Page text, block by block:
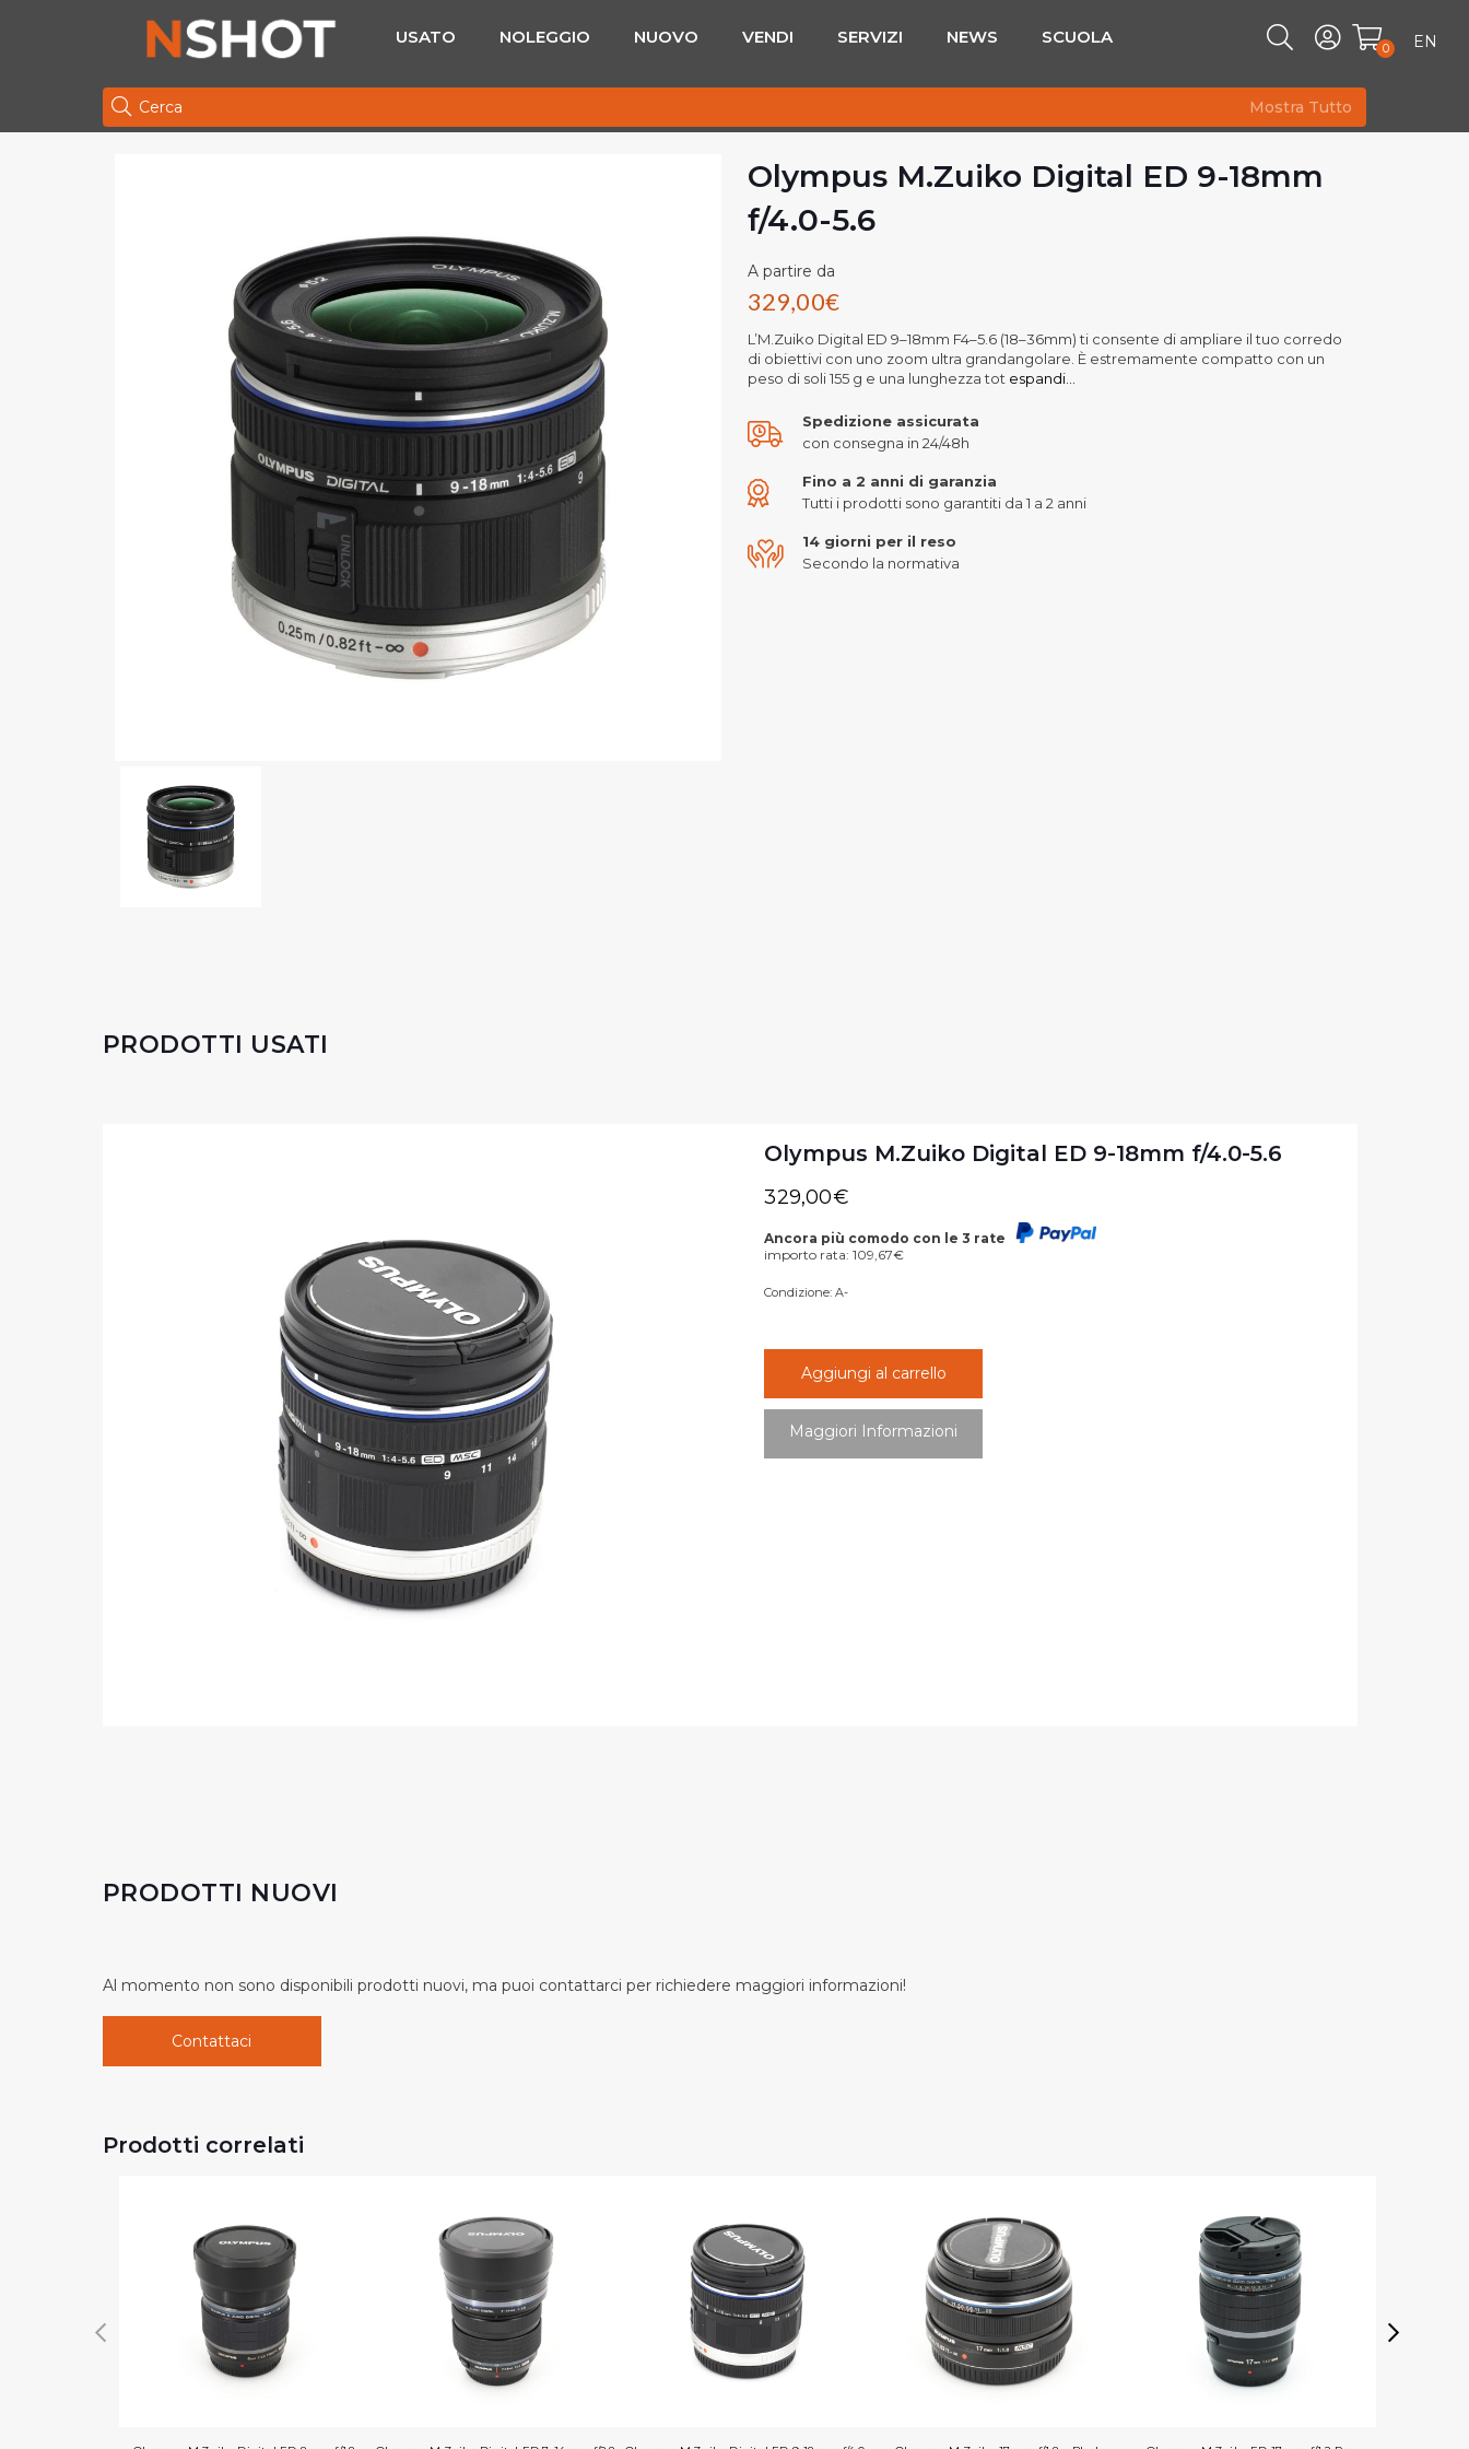
USATO NOLEGGIO NUOVO VENDI SERVIZI NEWS SCUOLA
0 EN
Mostra Tutto
Olympus M.Zuiko Digital ED 9-18mm
f/4.0-5.6
A partire da
329,00€
L’M.Zuiko Digital ED 9–18mm F4–5.6 (18–36mm) ti consente di ampliare il tuo corredo
di obiettivi con uno zoom ultra grandangolare. È estremamente compatto con un
peso di soli 155 g e una lunghezza tot espandi...
Spedizione assicurata
con consegna in 24/48h
Fino a 2 anni di garanzia
Tutti i prodotti sono garantiti da 1 a 2 anni
14 giorni per il reso
Secondo la normativa
PRODOTTI USATI
Olympus M.Zuiko Digital ED 9-18mm f/4.0-5.6
329,00€
Ancora più comodo con le 3 rate
importo rata:109,67€
Condizione: A-
Aggiungi al carrello
Maggiori Informazioni
PRODOTTI NUOVI
Al momento non sono disponibili prodotti nuovi, ma puoi contattarci per richiedere maggiori informazioni!
Contattaci
Prodotti correlati